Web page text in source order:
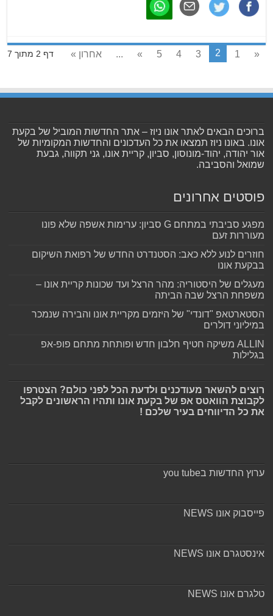
דף 2 מתוך 7 «
1
2
3
4
5
»
... אחרון »
ברוכים הבאים לאתר אונו ניוז – אתר החדשות המוביל של בקעת
אונו. באונו ניוז תמצאו את כל העדכונים והחדשות המקומיות של
אור יהודה, יהוד-מונוסון, סביון, קריית אונו, גני תקווה, גבעת
שמואל והסביבה.
פוסטים אחרונים
מפגע סביבתי במתחם G סביון: ערימות אשפה שלא פונו
מעוררות זעם
חוזרים לנוע ללא כאב: הסטנדרט החדש של רפואת השיקום
בבקעת אונו
מעגלים של היסטוריה: מהר הרצל ועד שכונות קריית אונו –
משפחת הרצל שבה הביתה
הסטארטאפ "דונדי" של היזמים מקריית אונו והבירה שנמכר
במיליוני דולרים
ALLIN משיקה חטיף חלבון חדש ופותחת מתחם פופ-אפ
בגלילות
רוצים להשאר מעודכנים ולדעת הכל לפני כולם? הצטרפו
לקבוצת הוואטס אפ של בקעת אונו ותהיו הראשונים לקבל
את כל הדיווחים בעיר שלכם !
ערוץ החדשות בyou tube
פייסבוק אונו NEWS
אינסטגרם אונו NEWS
טלגרם אונו NEWS